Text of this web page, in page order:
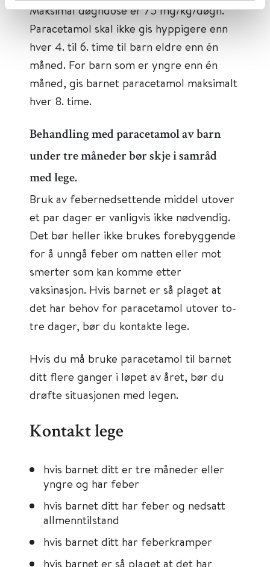
Maksimal døgndose er 75 mg/kg/døgn.
Paracetamol skal ikke gis hyppigere enn
hver 4. til 6. time til barn eldre enn én
måned. For barn som er yngre enn én
måned, gis barnet paracetamol maksimalt
hver 8. time.
Behandling med paracetamol av barn
under tre måneder bør skje i samråd
med lege.
Bruk av febernedsettende middel utover
et par dager er vanligvis ikke nødvendig.
Det bør heller ikke brukes forebyggende
for å unngå feber om natten eller mot
smerter som kan komme etter
vaksinasjon. Hvis barnet er så plaget at
det har behov for paracetamol utover to-
tre dager, bør du kontakte lege.
Hvis du må bruke paracetamol til barnet
ditt flere ganger i løpet av året, bør du
drøfte situasjonen med legen.
Kontakt lege
hvis barnet ditt er tre måneder eller
yngre og har feber
hvis barnet ditt har feber og nedsatt
allmenntilstand
hvis barnet ditt har feberkramper
hvis barnet er så plaget at det har